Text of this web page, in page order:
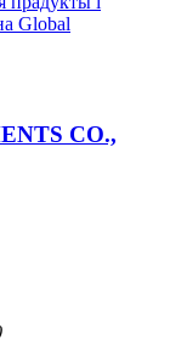
CO.,